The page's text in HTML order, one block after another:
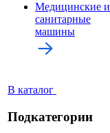
Медицинские и
санитарные
машины
В каталог
Подкатегории